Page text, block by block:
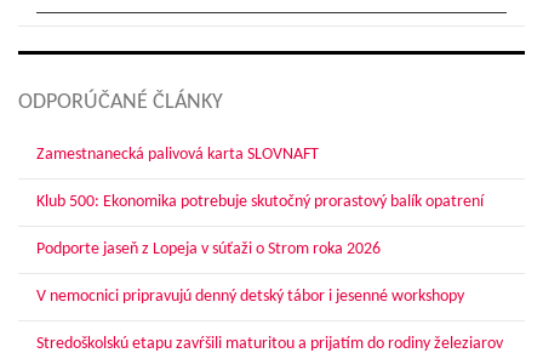
ODPORÚČANÉ ČLÁNKY
Zamestnanecká palivová karta SLOVNAFT
Klub 500: Ekonomika potrebuje skutočný prorastový balík opatrení
Podporte jaseň z Lopeja v súťaži o Strom roka 2026
V nemocnici pripravujú denný detský tábor i jesenné workshopy
Stredoškolskú etapu zavŕšili maturitou a prijatím do rodiny železiarov